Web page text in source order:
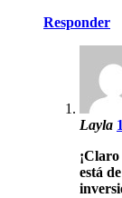
Responder
Layla
está